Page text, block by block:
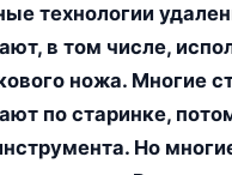
технологии
в том числе,
ножа. Многие
по старинке,
Но